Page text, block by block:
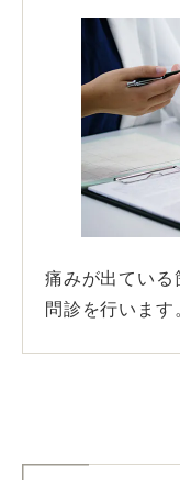
痛みが出ている
問診を行います